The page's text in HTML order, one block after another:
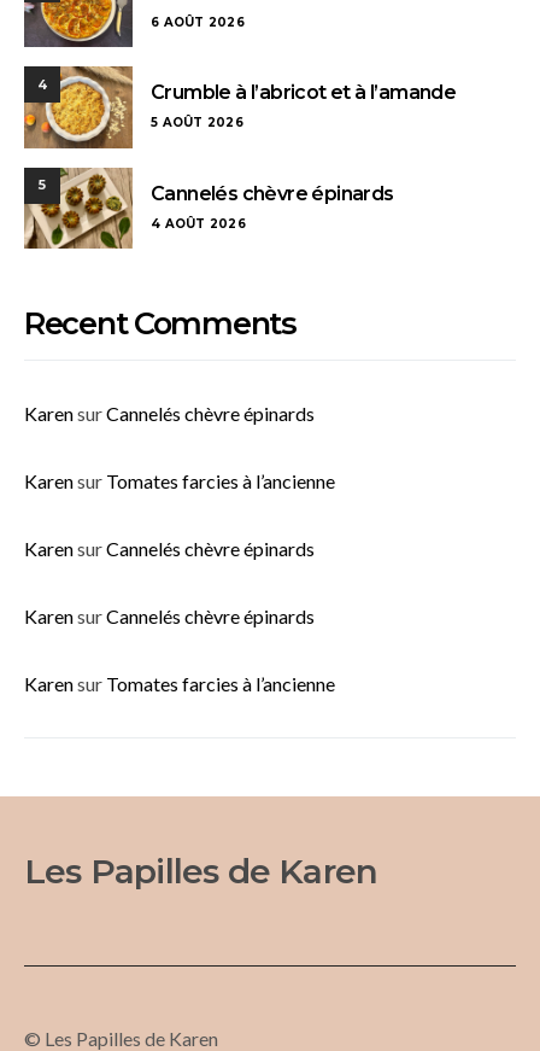
6 AOÛT 2026
4 Crumble à l’abricot et à l’amande
5 AOÛT 2026
5 Cannelés chèvre épinards
4 AOÛT 2026
Recent Comments
KarensurCannelés chèvre épinards
Karensur Tomates farcies à l’ancienne
KarensurCannelés chèvre épinards
KarensurCannelés chèvre épinards
Karensur Tomates farcies à l’ancienne
Les Papilles de Karen
© Les Papilles de Karen